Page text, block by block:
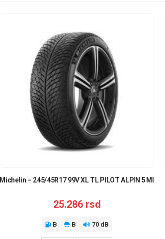
Michelin – 245/45R17 99V XL TL PILOT ALPIN 5 MI
25.286 rsd
B B 70 dB